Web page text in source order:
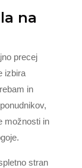
na
precej
izbira
in
možnosti in
stran